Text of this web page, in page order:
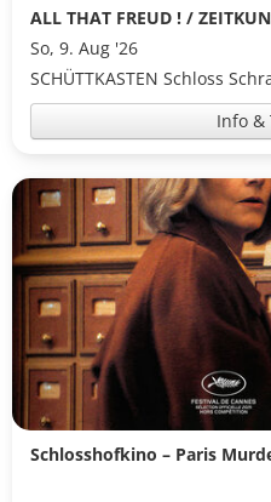
ALL THAT FREUD ! /
So, 9. Aug '26
SCHÜTTKASTEN Schloss
Info &
Schlosshofkino – Paris